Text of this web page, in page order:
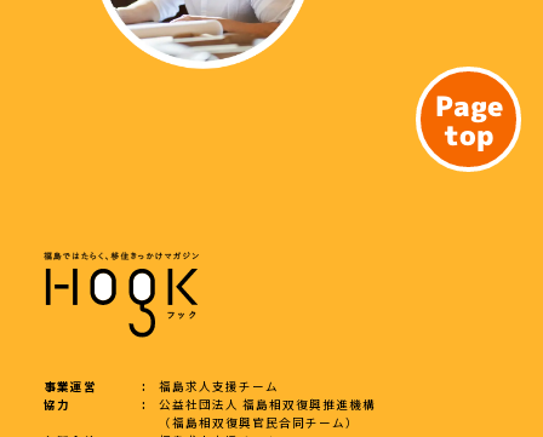
Page
top
事業運営
福島求人支援チーム
協力
公益社団法人 福島相双復興推進機構
（福島相双復興官民合同チーム）